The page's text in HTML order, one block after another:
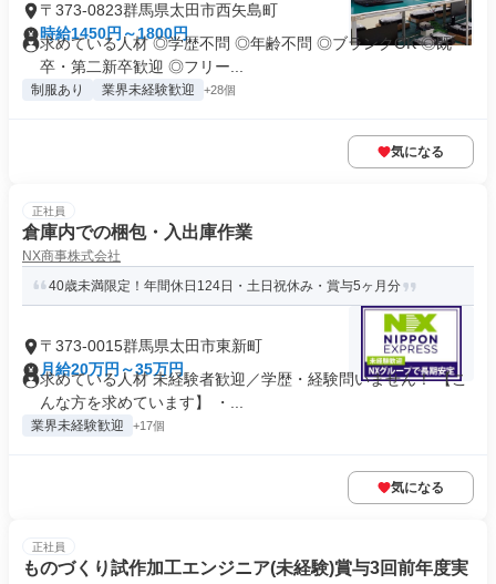
〒373-0823群馬県太田市西矢島町
時給1450円～1800円
求めている人材 ◎学歴不問 ◎年齢不問 ◎ブランクOK ◎既
卒・第二新卒歓迎 ◎フリー...
制服あり 業界未経験歓迎 +28個
気になる
正社員
倉庫内での梱包・入出庫作業
NX商事株式会社
40歳未満限定！年間休日124日・土日祝休み・賞与5ヶ月分
〒373-0015群馬県太田市東新町
月給20万円～35万円
求めている人材 未経験者歓迎／学歴・経験問いません！ 【こ
んな方を求めています】 ・...
業界未経験歓迎 +17個
気になる
正社員
ものづくり試作加工エンジニア(未経験)賞与3回前年度実